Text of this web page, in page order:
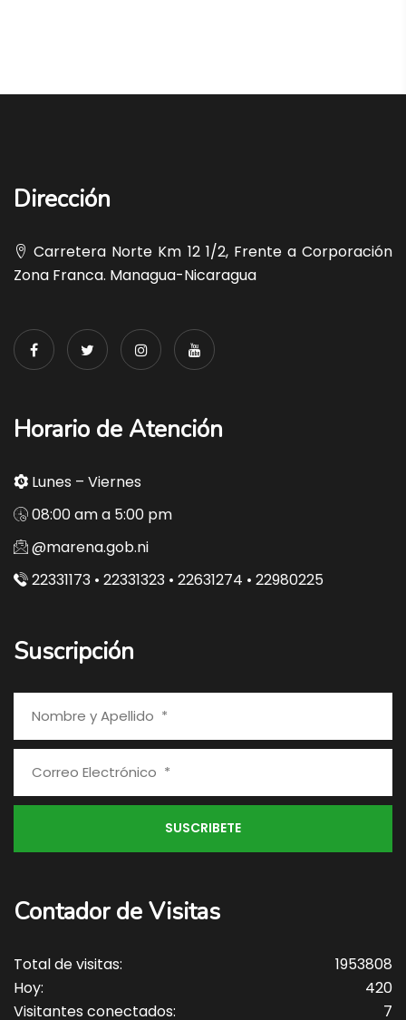
Dirección
Carretera Norte Km 12 1/2, Frente a Corporación
Zona Franca. Managua-Nicaragua
Horario de Atención
Lunes – Viernes
08:00 am a 5:00 pm
@marena.gob.ni
22331173 • 22331323 • 22631274 • 22980225
Suscripción
Contador de Visitas
1953808
Total de visitas:
420
Hoy:
7
Visitantes conectados: